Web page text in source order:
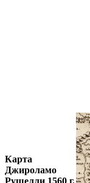
Карта
Джироламо
Рушелли 1560 г.